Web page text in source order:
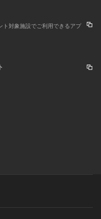
ト対象施設でご利用できるアプ